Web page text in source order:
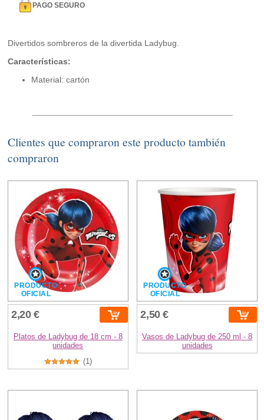
PAGO SEGURO
Divertidos sombreros de la divertida Ladybug.
Características:
Material: cartón
Clientes que compraron este producto también
compraron
PRODUCTO
OFICIAL
2,20 €
Platos de Ladybug de 18 cm - 8
unidades
(1)
PRODUCTO
OFICIAL
2,50 €
Vasos de Ladybug de 250 ml - 8
unidades